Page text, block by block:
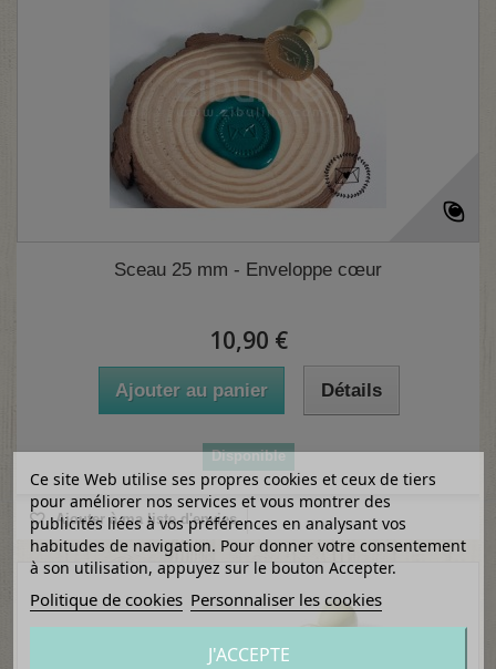
Sceau 25 mm - Enveloppe cœur
10,90 €
Ajouter au panier Détails
Disponible
Ajouter à ma liste d'envies
Ce site Web utilise ses propres cookies et ceux de tiers
pour améliorer nos services et vous montrer des
publicités liées à vos préférences en analysant vos
habitudes de navigation. Pour donner votre consentement
à son utilisation, appuyez sur le bouton Accepter.
Politique de cookies Personnaliser les cookies
J'ACCEPTE